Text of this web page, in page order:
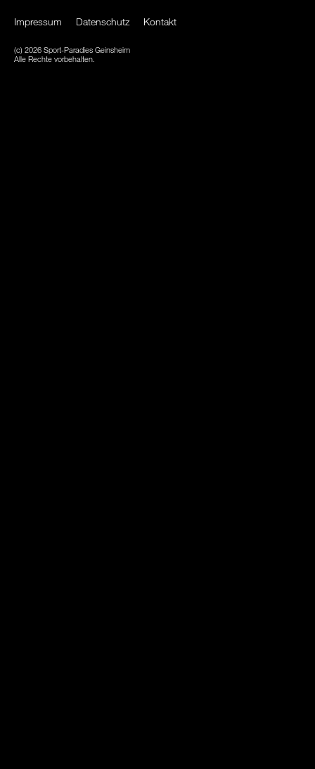
Impressum Datenschutz Kontakt
(c) 2026 Sport-Paradies Geinsheim
Alle Rechte vorbehalten.